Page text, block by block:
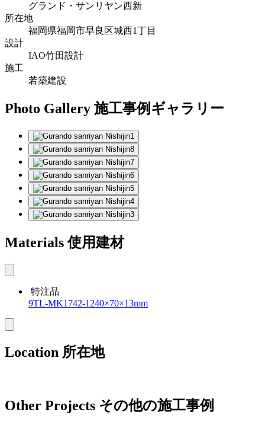
グランド・サンリヤン西新
所在地
福岡県福岡市早良区城西1丁目
設計
IAO竹田設計
施工
若築建設
Photo Gallery 施工事例ギャラリー
Materials 使用建材
特注品
9TL-MK1742-1240×70×13mm
Location 所在地
Other Projects その他の施工事例